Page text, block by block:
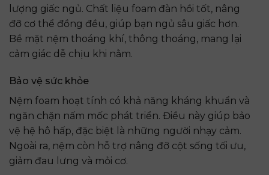
lượng giấc ngủ. Chất liệu foam đàn hồi tốt, nâng
đỡ cơ thể đồng đều, giúp bạn ngủ sâu giấc hơn.
Bề mặt nệm thoáng khí, thông thoáng, mang lại
cảm giác dễ chịu khi nằm.
Bảo vệ sức khỏe
Nệm foam hoạt tính có khả năng kháng khuẩn và
ngăn chặn nấm mốc phát triển. Điều này giúp bảo
vệ hệ hô hấp, đặc biệt là những người nhạy cảm.
Ngoài ra, nệm còn hỗ trợ nâng đỡ cột sống tối ưu,
giảm đau lưng và mỏi cơ.